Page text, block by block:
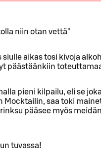
niin otan vettä"
siulle aikas tosi kivoja
päästäänkiin
pieni kilpailu, eli se
Mocktailin, saa toki
pääsee myös
tuvassa!